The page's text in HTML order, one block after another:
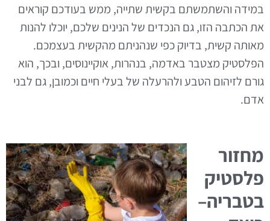
במידה והשתמשתם בקשית שתייה, ממש בעודכם קוראים
את הכתבה הזו, גם הנכדים של הנינים שלכם, יוכלו להנות
מאותה קשית, בדיוק כפי שנהניתם מהקשית בעצמכם.
הפלסטיק מצטבר באדמה, בנהרות, אוקיינוסים, ובכך, הוא
גורם לזיהום הטבע ולהרעלה של בעלי חיים וכמובן, גם לבני
אדם.
מחזור
פלסטיק
בטבריה–